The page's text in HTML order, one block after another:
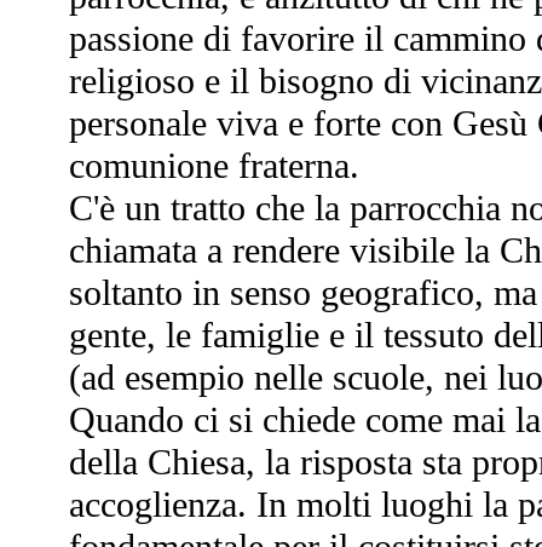
passione di favorire il cammino
religioso e il bisogno di
personale viva e forte con
comunione fraterna.
C'è un tratto che la parrocchia
chiamata a rendere visibile la
soltanto in senso geografico,
gente, le famiglie e il tessuto
(ad esempio nelle scuole, nei
Quando ci si chiede come mai
della Chiesa, la risposta sta
accoglienza. In molti luoghi la